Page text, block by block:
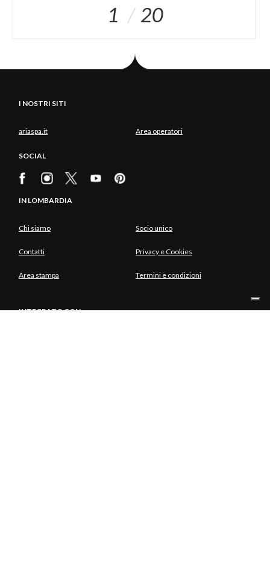
1 20
I NOSTRI SITI
ariaspa.it Area operatori
SOCIAL
IN LOMBARDIA
Chi siamo Socio unico
Contatti Privacy e Cookies
Area stampa Termini e condizioni
INTEGRATO CON